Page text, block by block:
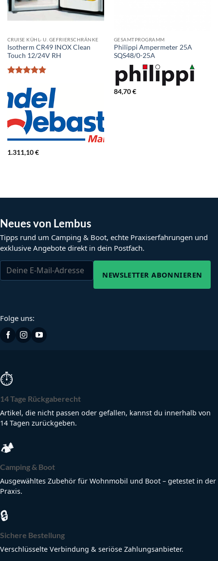
CRUISE KÜHL- U. GEFRIERSCHRÄNKE
Isotherm CR49 INOX Clean
Touch 12/24V RH
von
5
1.311,10€
GESAMTPROGRAMM
Philippi Ampermeter 25A
SQS48/0-25A
84,70€
Neues von Lembus
Tipps rund um Camping & Boot, echte Praxiserfahrungen und
exklusive Angebote direkt in dein Postfach.
NEWSLETTER ABONNIEREN
Folge uns:
⏱
14 Tage Rückgaberecht
Artikel, die nicht passen oder gefallen, kannst du innerhalb von
14 Tagen zurückgeben.
🏕
Camping & Boot
Ausgewähltes Zubehör für Wohnmobil und Boot – getestet in der
Praxis.
🔒
Sichere Bestellung
Verschlüsselte Verbindung & seriöse Zahlungsanbieter.